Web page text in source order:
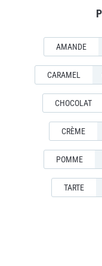
AMANDE
CARAMEL
CHOCOLAT
CRÈME
POMME
TARTE